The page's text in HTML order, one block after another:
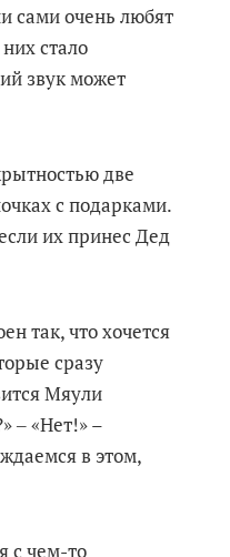
сами очень любят
стало
звук может
две
с подарками.
их принес Дед
так, что хочется
сразу
Мяули
‒ «Нет!» –
в этом,
с чем-то